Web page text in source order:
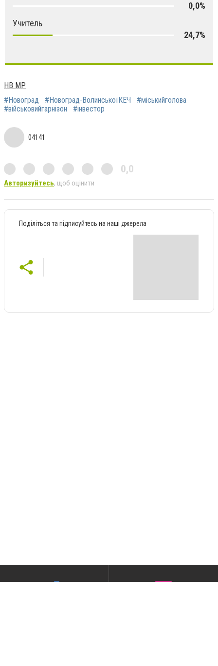
0,0%
Учитель
24,7%
НВ МР
#Новоград
#Новоград-ВолинськоїКЕЧ
#міськийголова
#військовийгарнізон
#інвестор
04141
0,0
Авторизуйтесь, щоб оцінити
Поділіться та підписуйтесь на наші джерела